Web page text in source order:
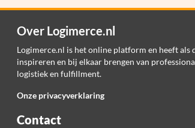
Over Logimerce.nl
Logimerce.nl is het online platform en heeft als
inspireren en bij elkaar brengen van
logistiek en fulfillment.
Onze privacyverklaring
Contact